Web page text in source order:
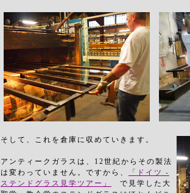
そして、これを倉庫に収めていきます。
アンティークガラスは、12世紀からその製法
は変わっていません。ですから、
「ドイツ -
ステンドグラス見学ツアー」
で見学した大